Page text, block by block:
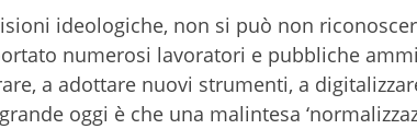
ideologiche, non si può non
numerosi lavoratori e pubbliche
a adottare nuovi strumenti, a
oggi è che una malintesa